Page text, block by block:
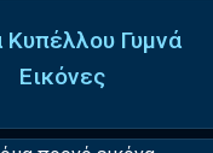
Κυπέλλου Γυμνά
Εικόνες